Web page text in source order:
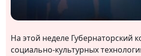
На этой неделе Губернаторский
социально-культурных